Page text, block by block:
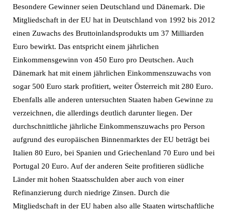
Besondere Gewinner seien Deutschland und Dänemark. Die
Mitgliedschaft in der EU hat in Deutschland von 1992 bis 2012
einen Zuwachs des Bruttoinlandsprodukts um 37 Milliarden
Euro bewirkt. Das entspricht einem jährlichen
Einkommensgewinn von 450 Euro pro Deutschen. Auch
Dänemark hat mit einem jährlichen Einkommenszuwachs von
sogar 500 Euro stark profitiert, weiter Österreich mit 280 Euro.
Ebenfalls alle anderen untersuchten Staaten haben Gewinne zu
verzeichnen, die allerdings deutlich darunter liegen. Der
durchschnittliche jährliche Einkommenszuwachs pro Person
aufgrund des europäischen Binnenmarktes der EU beträgt bei
Italien 80 Euro, bei Spanien und Griechenland 70 Euro und bei
Portugal 20 Euro. Auf der anderen Seite profitieren südliche
Länder mit hohen Staatsschulden aber auch von einer
Refinanzierung durch niedrige Zinsen. Durch die
Mitgliedschaft in der EU haben also alle Staaten wirtschaftliche